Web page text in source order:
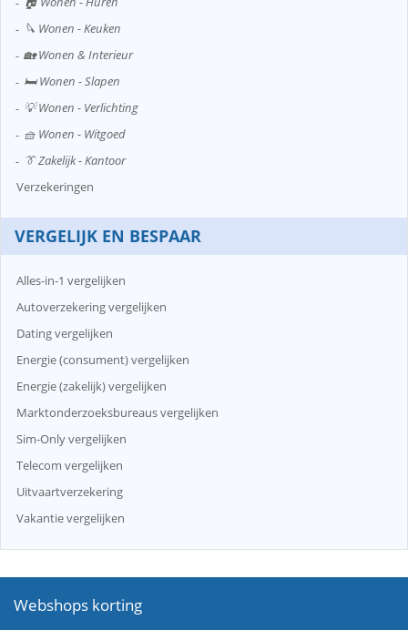
🔪 Wonen - Keuken
🏡 Wonen & Interieur
🛏️ Wonen - Slapen
💡 Wonen - Verlichting
🧺 Wonen - Witgoed
👔 Zakelijk - Kantoor
Verzekeringen
VERGELIJK EN BESPAAR
Alles-in-1 vergelijken
Autoverzekering vergelijken
Dating vergelijken
Energie (consument) vergelijken
Energie (zakelijk) vergelijken
Marktonderzoeksbureaus vergelijken
Sim-Only vergelijken
Telecom vergelijken
Uitvaartverzekering
Vakantie vergelijken
Webshops korting